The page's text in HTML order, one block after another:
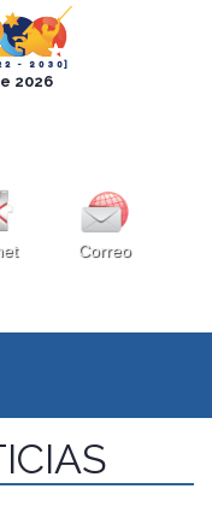
Correo